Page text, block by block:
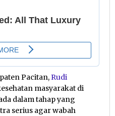
Pacitan, Rudi
masyarakat di
dalam tahap yang
serius agar wabah